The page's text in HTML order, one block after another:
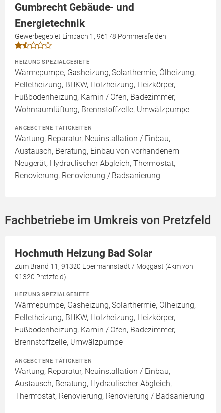
Gumbrecht Gebäude- und
Energietechnik
Gewerbegebiet Limbach 1, 96178 Pommersfelden
HEIZUNG SPEZIALGEBIETE
Wärmepumpe, Gasheizung, Solarthermie, Ölheizung,
Pelletheizung, BHKW, Holzheizung, Heizkörper,
Fußbodenheizung, Kamin / Ofen, Badezimmer,
Wohnraumlüftung, Brennstoffzelle, Umwälzpumpe
ANGEBOTENE TÄTIGKEITEN
Wartung, Reparatur, Neuinstallation / Einbau,
Austausch, Beratung, Einbau von vorhandenem
Neugerät, Hydraulischer Abgleich, Thermostat,
Renovierung, Renovierung / Badsanierung
Fachbetriebe im Umkreis von Pretzfeld
Hochmuth Heizung Bad Solar
Zum Brand 11, 91320 Ebermannstadt / Moggast (4km von
91320 Pretzfeld)
HEIZUNG SPEZIALGEBIETE
Wärmepumpe, Gasheizung, Solarthermie, Ölheizung,
Pelletheizung, BHKW, Holzheizung, Heizkörper,
Fußbodenheizung, Kamin / Ofen, Badezimmer,
Brennstoffzelle, Umwälzpumpe
ANGEBOTENE TÄTIGKEITEN
Wartung, Reparatur, Neuinstallation / Einbau,
Austausch, Beratung, Hydraulischer Abgleich,
Thermostat, Renovierung, Renovierung / Badsanierung